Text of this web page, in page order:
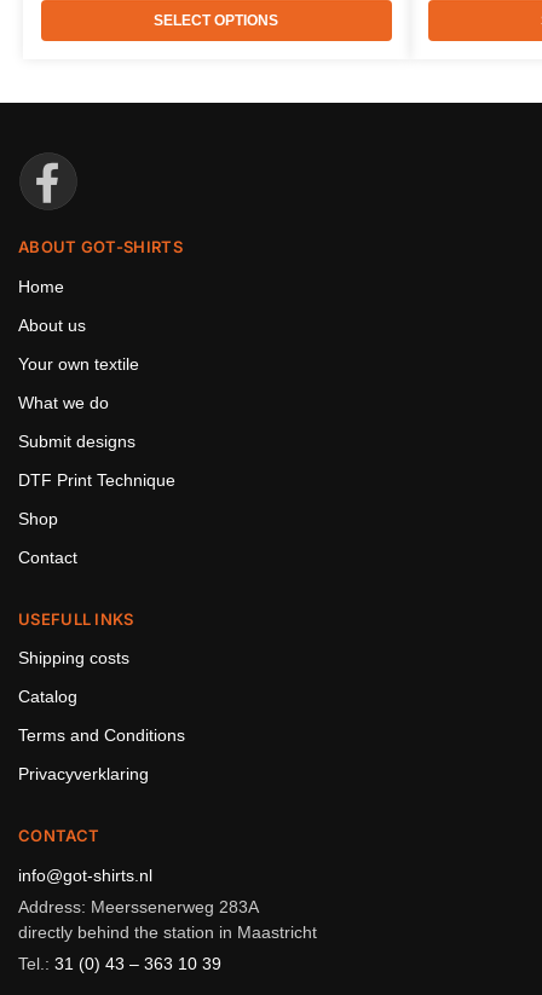
SELECT OPTIONS
ABOUT GOT-SHIRTS
Home
About us
Your own textile
What we do
Submit designs
DTF Print Technique
Shop
Contact
USEFULL INKS
Shipping costs
Catalog
Terms and Conditions
Privacyverklaring
CONTACT
info@got-shirts.nl
Address: Meerssenerweg 283A
directly behind the station in Maastricht
Tel.: 31 (0) 43 – 363 10 39